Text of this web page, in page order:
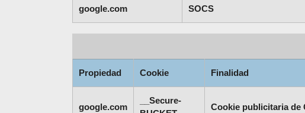
google.com SOCS
Propiedad Cookie Finalidad
google.com
__Secure-
Cookie publicitaria de